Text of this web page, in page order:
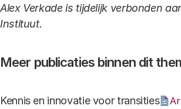
Alex Verkade is tijdelijk verbonden
Instituut.
Meer publicaties binnen dit
Kennis en innovatie voor transities